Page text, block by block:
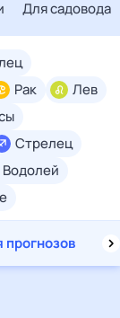
Для садовода
Рак
Лев
Стрелец
Водолей